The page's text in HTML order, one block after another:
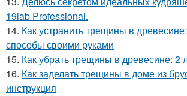
19lab Professional.
14. Как устранить трещины в
способы своими руками
15. Как убрать трещины в древесине: 2
16. Как заделать трещины в доме из
инструкция